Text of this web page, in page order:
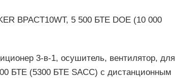
BPACT10WT, 5 500 БТЕ DOE (10 000
3-в-1, осушитель, вентилятор, для
БТЕ (5300 БТЕ SACC) с дистанционным